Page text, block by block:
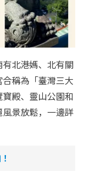
北港媽、北有關
稱為「臺灣三大
殿、靈山公園和
景放鬆，一邊詳